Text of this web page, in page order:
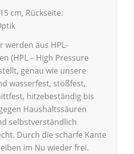
cm, Rückseite:
werden aus HPL-
(HPL – High Pressure
genau wie unsere
wasserfest, stoßfest,
hitzebeständig bis
Haushaltssäuren
selbstverständlich
Durch die scharfe Kante
im Nu wieder frei.